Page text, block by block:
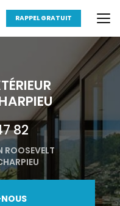
RAPPEL GRATUIT
82
ROOSEVELT